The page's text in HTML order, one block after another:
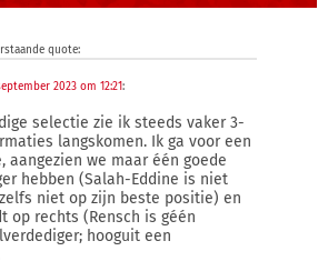
quote:
2023 om 12:21:
selectie zie ik steeds vaker 3-
langskomen. Ik ga voor een
aangezien we maar één goede
hebben (Salah-Eddine is niet
niet op zijn beste positie) en
op rechts (Rensch is géén
hooguit een